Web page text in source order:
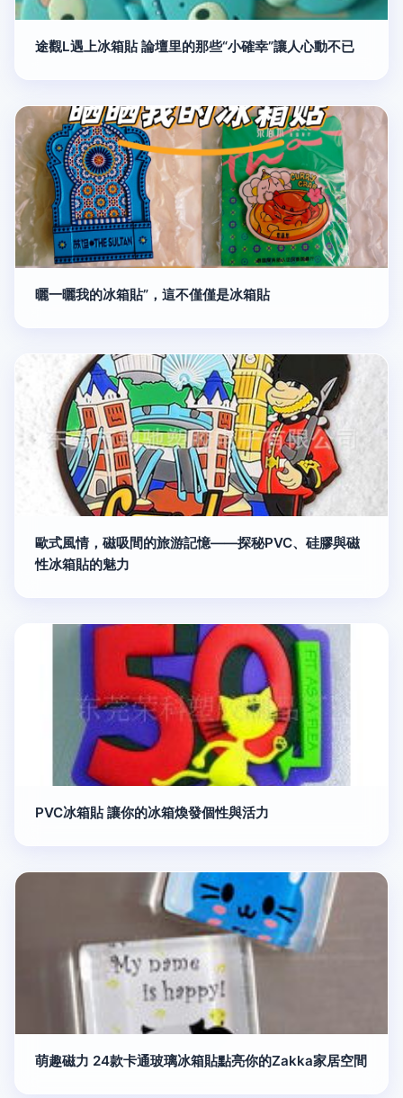
途觀L遇上冰箱貼 論壇里的那些“小確幸”讓人心動不已
曬一曬我的冰箱貼”，這不僅僅是冰箱貼
歐式風情，磁吸間的旅游記憶——探秘PVC、硅膠與磁
性冰箱貼的魅力
PVC冰箱貼 讓你的冰箱煥發個性與活力
萌趣磁力 24款卡通玻璃冰箱貼點亮你的Zakka家居空間